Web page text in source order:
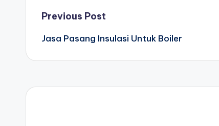
Post
navigation
Previous Post
Jasa Pasang Insulasi Untuk Boiler